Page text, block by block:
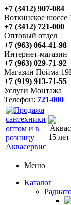
+7 (3412) 907-084
Воткинское шоссе
+7 (3412) 721-000
Оптовый отдел
+7 (963) 064-41-98
Интернет-магазин
+7 (963) 029-71-92
Магазин Пойма
+7 (919) 913-71-55
Услуги Монтажа
Телефон: 721-000
Меню
Каталог